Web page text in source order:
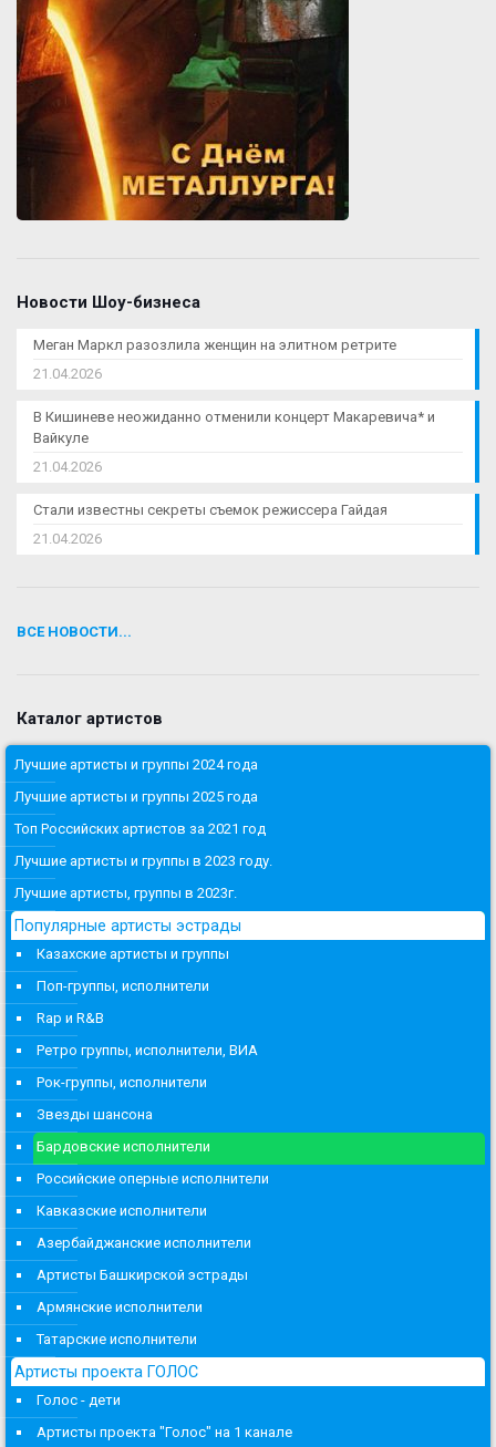
Новости Шоу-бизнеса
Меган Маркл разозлила женщин на элитном ретрите
21.04.2026
В Кишиневе неожиданно отменили концерт Макаревича* и
Вайкуле
21.04.2026
Стали известны секреты съемок режиссера Гайдая
21.04.2026
ВСЕ НОВОСТИ...
Каталог артистов
Лучшие артисты и группы 2024 года
Лучшие артисты и группы 2025 года
Топ Российских артистов за 2021 год
Лучшие артисты и группы в 2023 году.
Лучшие артисты, группы в 2023г.
Популярные артисты эстрады
Казахские артисты и группы
Поп-группы, исполнители
Rap и R&B
Ретро группы, исполнители, ВИА
Рок-группы, исполнители
Звезды шансона
Бардовские исполнители
Российские оперные исполнители
Кавказские исполнители
Азербайджанские исполнители
Артисты Башкирской эстрады
Армянские исполнители
Татарские исполнители
Артисты проекта ГОЛОС
Голос - дети
Артисты проекта "Голос" на 1 канале